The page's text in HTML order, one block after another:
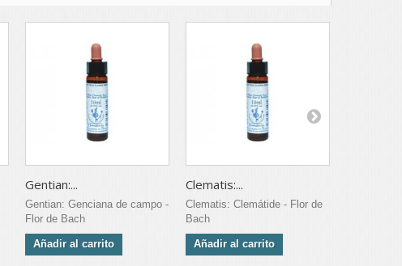
Gentian:...
Gentian: Genciana de campo -
Flor de Bach
Añadir al carrito
Clematis:...
Clematis: Clemátide - Flor de
Bach
Añadir al carrito